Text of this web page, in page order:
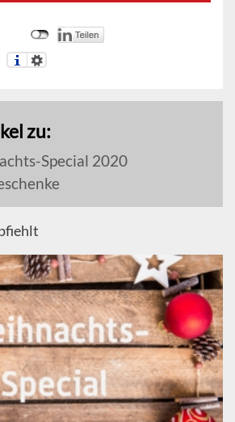
zu:
Special 2020